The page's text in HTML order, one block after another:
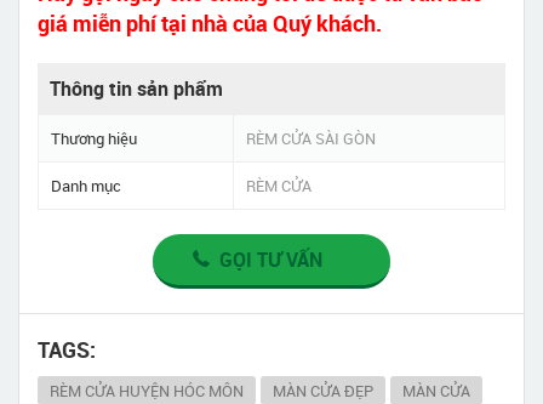
giá miễn phí tại nhà của Quý khách.
Thông tin sản phẩm
Thương hiệu RÈM CỬA SÀI GÒN
Danh mục RÈM CỬA
GỌI TƯ VẤN
TAGS:
RÈM CỬA HUYỆN HÓC MÔN MÀN CỬA ĐẸP
MÀN CỬA